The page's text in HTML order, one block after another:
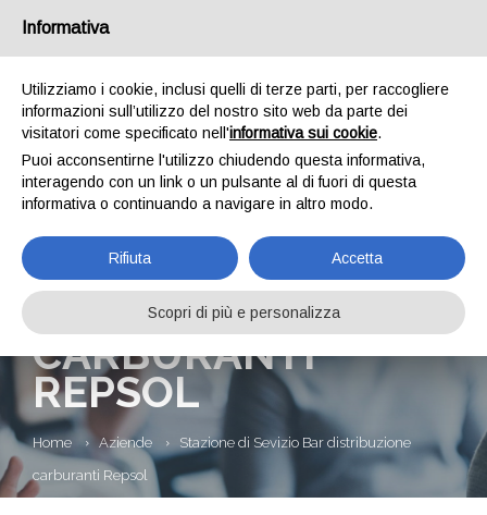
STAZIONE DI
SEVIZIO BAR
DISTRIBUZIONE
CARBURANTI
REPSOL
Home Aziende
Stazione di Sevizio Bar distribuzione
carburanti Repsol
Informativa
Utilizziamo i cookie, inclusi quelli di terze parti, per raccogliere
informazioni sull’utilizzo del nostro sito web da parte dei
visitatori come specificato nell'informativa sui cookie.
Puoi acconsentirne l'utilizzo chiudendo questa informativa,
interagendo con un link o un pulsante al di fuori di questa
informativa o continuando a navigare in altro modo.
Rifiuta Accetta
Scopri di più e personalizza